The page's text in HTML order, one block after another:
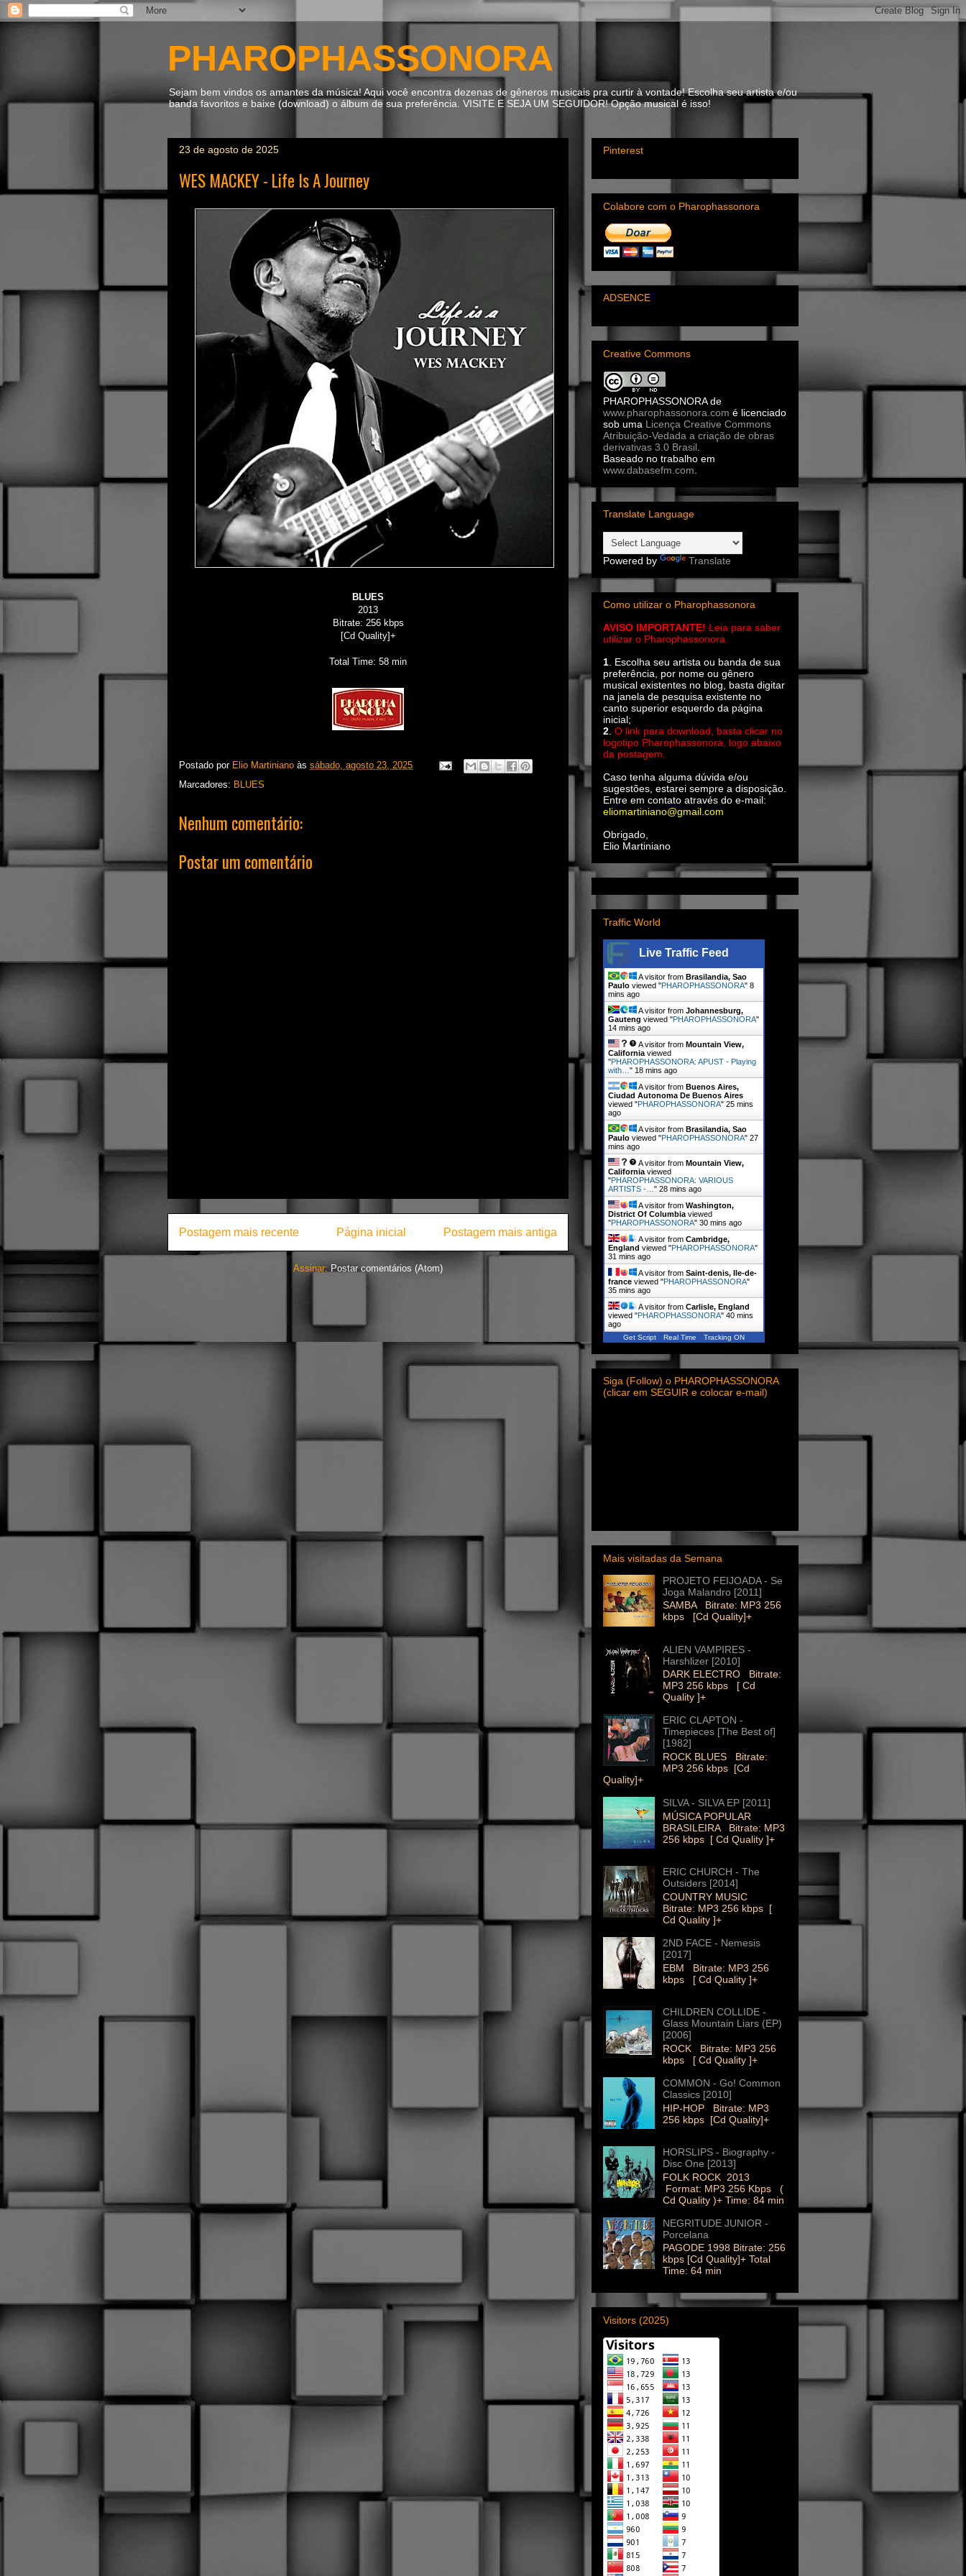
PHAROPHASSONORA
Sejam bem vindos os amantes da música! Aqui você encontra dezenas de gêneros musicais pra curtir à vontade! Escolha seu artista e/ou
banda favoritos e baixe (download) o álbum de sua preferência. VISITE E SEJA UM SEGUIDOR! Opção musical é isso!
23 de agosto de 2025
WES MACKEY - Life Is A Journey
BLUES
2013
Bitrate: 256 kbps
[Cd Quality]+
Total Time: 58 min
Postado por Elio Martiniano às sábado, agosto 23, 2025
Marcadores: BLUES
Nenhum comentário:
Postar um comentário
Postagem mais recente Postagem mais antiga
Página inicial
Assinar: Postar comentários (Atom)
Pinterest
Colabore com o Pharophassonora
ADSENCE
Creative Commons
PHAROPHASSONORAde
www.pharophassonora.com é licenciado
sob uma Licença Creative Commons
Atribuição-Vedada a criação de obras
derivativas 3.0 Brasil
Baseado no trabalho em
www.dabasefm.com
Translate Language
Powered by Translate
Como utilizar o Pharophassonora
AVISO IMPORTANTE! Leia para saber
utilizar o Pharophassonora.
1. Escolha seu artista ou banda de sua
preferência, por nome ou gênero
musical existentes no blog, basta digitar
na janela de pesquisa existente no
canto superior esquerdo da página
inicial;
2. O link para download, basta clicar no
logotipo Pharophassonora, logo abaixo
da postagem.
Caso tenha alguma dúvida e/ou
sugestões, estarei sempre a disposição.
Entre em contato através do e-mail:
eliomartiniano@gmail.com
Obrigado,
Elio Martiniano
Traffic World
Live Traffic Feed
A visitor from Brasilandia, Sao
Paulo viewed "PHAROPHASSONORA" 8
mins ago
A visitor from Johannesburg,
Gauteng viewed "PHAROPHASSONORA"
14 mins ago
A visitor from Mountain View,
California viewed
"PHAROPHASSONORA: APUST - Playing
with… " 18 mins ago
A visitor from Buenos Aires,
Ciudad Autonoma De Buenos Aires
viewed "PHAROPHASSONORA" 25 mins
ago
A visitor from Brasilandia, Sao
Paulo viewed "PHAROPHASSONORA" 27
mins ago
A visitor from Mountain View,
California viewed
"PHAROPHASSONORA: VARIOUS
ARTISTS -… " 28 mins ago
A visitor from Washington,
District Of Columbia viewed
"PHAROPHASSONORA" 30 mins ago
A visitor from Cambridge,
England viewed "PHAROPHASSONORA"
31 mins ago
A visitor from Saint-denis, Ile-de-
france viewed "PHAROPHASSONORA"
35 mins ago
A visitor from Carlisle, England
viewed "PHAROPHASSONORA" 41 mins
ago
Get Script Real Time Tracking ON
Siga (Follow) o PHAROPHASSONORA
(clicar em SEGUIR e colocar e-mail)
Mais visitadas da Semana
PROJETO FEIJOADA - Se
Joga Malandro [2011]
SAMBA Bitrate: MP3 256
kbps [Cd Quality]+
ALIEN VAMPIRES -
Harshlizer [2010]
DARK ELECTRO Bitrate:
MP3 256 kbps [ Cd
Quality ]+
ERIC CLAPTON -
Timepieces [The Best of]
[1982]
ROCK BLUES Bitrate:
MP3 256 kbps [Cd
Quality]+
SILVA - SILVA EP [2011]
MÚSICA POPULAR
BRASILEIRA Bitrate: MP3
256 kbps [ Cd Quality ]+
ERIC CHURCH - The
Outsiders [2014]
COUNTRY MUSIC
Bitrate: MP3 256 kbps [
Cd Quality ]+
2ND FACE - Nemesis
[2017]
EBM Bitrate: MP3 256
kbps [ Cd Quality ]+
CHILDREN COLLIDE -
Glass Mountain Liars (EP)
[2006]
ROCK Bitrate: MP3 256
kbps [ Cd Quality ]+
COMMON - Go! Common
Classics [2010]
HIP-HOP Bitrate: MP3
256 kbps [Cd Quality]+
HORSLIPS - Biography -
Disc One [2013]
FOLK ROCK 2013
Format: MP3 256 Kbps (
Cd Quality )+ Time: 84 min
NEGRITUDE JUNIOR -
Porcelana
PAGODE 1998 Bitrate: 256
kbps [Cd Quality]+ Total
Time: 64 min
Visitors (2025)